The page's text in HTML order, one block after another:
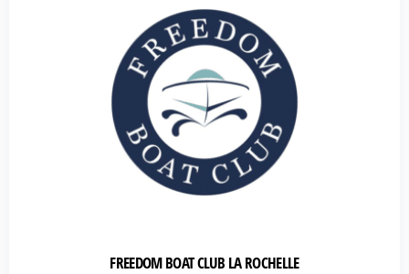
FREEDOM BOAT CLUB LA ROCHELLE